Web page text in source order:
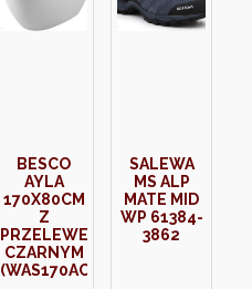
BESCO
AYLA
170X80CM
Z
PRZELEWEM
CZARNYM
(WAS170ACZ)
SALEWA
MS ALP
MATE MID
WP 61384-
3862